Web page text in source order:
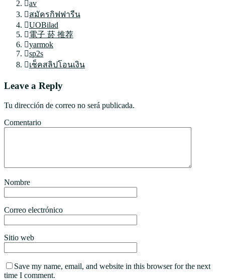
av
สมัครกิฟฟารีน
UOBilad
電子 菸 推荐
yarmok
sp2s
เช็คสลิปโอนเงิน
Leave a Reply
Tu dirección de correo no será publicada.
Comentario
Nombre
Correo electrónico
Sitio web
Save my name, email, and website in this browser for the next
time I comment.